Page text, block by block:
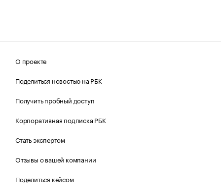
О проекте
Поделиться новостью на РБК
Получить пробный доступ
Корпоративная подписка РБК
Стать экспертом
Отзывы о вашей компании
Поделиться кейсом